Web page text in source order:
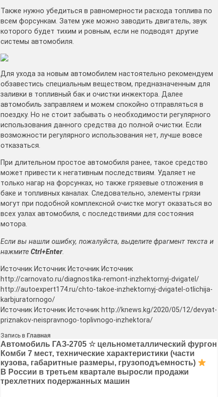
Также нужно убедиться в равномерности расхода топлива по
всем форсункам. Затем уже можно заводить двигатель, звук
которого будет тихим и ровным, если не подводят другие
системы автомобиля.
Для ухода за новым автомобилем настоятельно рекомендуем
обзавестись специальным веществом, предназначенным для
заливки в топливный бак и очистки инжектора. Далее
автомобиль заправляем и можем спокойно отправляться в
поездку. Но не стоит забывать о необходимости регулярного
использования данного средства до полной очистки. Если
возможности регулярного использования нет, лучше вовсе
отказаться.
При длительном простое автомобиля ранее, такое средство
может привести к негативным последствиям. Удаляет не
только нагар на форсунках, но также грязевые отложения в
баке и топливных каналах. Следовательно, элементы грязи
могут при подобной комплексной очистке могут оказаться во
всех узлах автомобиля, с последствиями для состояния
мотора.
Если вы нашли ошибку, пожалуйста, выделите фрагмент текста и
нажмите Ctrl+Enter.
Источник Источник Источник Источник
http://carnovato.ru/diagnostika-remont-inzhektornyj-dvigatel/
http://autoexpert174.ru/chto-takoe-inzhektornyj-dvigatel-otlichija-
karbjuratornogo/
Источник Источник Источник http://knews.kg/2020/05/12/devyat-
priznakov-neispravnogo-toplivnogo-inzhektora/
Запись в Главная
Навигация
по
записям
Автомобиль ГАЗ-2705 ☆ цельнометаллический фургон
Комби 7 мест, технические характеристики (части
кузова, габаритные размеры, грузоподъемность)
В России в третьем квартале выросли продажи
трехлетних подержанных машин